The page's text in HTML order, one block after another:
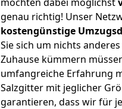
genau richtig! Unser
kostengünstige
Sie sich um nichts
Zuhause kümmern
umfangreiche Erfahrung
Salzgitter mit jeglicher
garantieren, dass wir für